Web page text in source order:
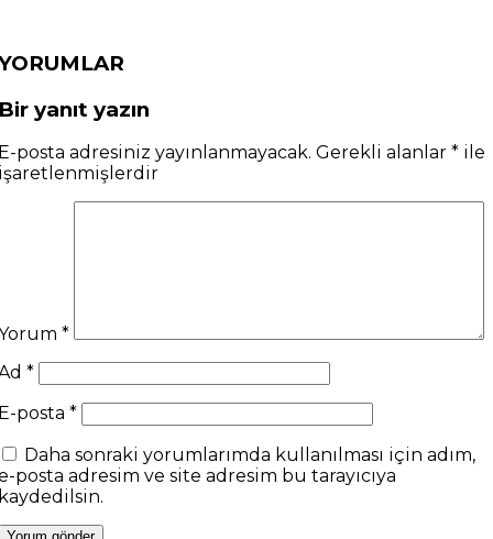
yanıt yazın
posta adresiniz yayınlanmayacak. Gerekli alanlar * ile
*
*
posta *
Daha sonraki yorumlarımda kullanılması için adım,
posta adresim ve site adresim bu tarayıcıya